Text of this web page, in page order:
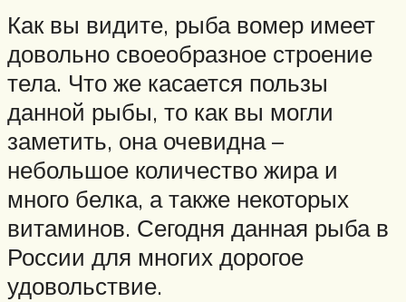
Как вы видите, рыба вомер имеет
довольно своеобразное строение
тела. Что же касается пользы
данной рыбы, то как вы могли
заметить, она очевидна –
небольшое количество жира и
много белка, а также некоторых
витаминов. Сегодня данная рыба в
России для многих дорогое
удовольствие.